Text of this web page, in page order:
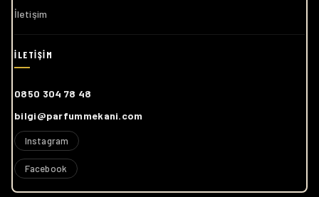
İletişim
0850 304 78 48
bilgi@parfummekani.com
Instagram
Facebook